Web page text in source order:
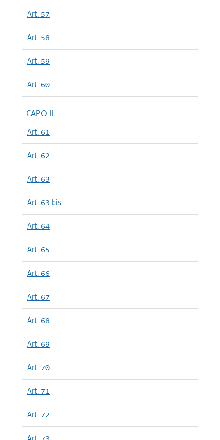
Art. 57
Art. 58
Art. 59
Art. 60
CAPO II
Art. 61
Art. 62
Art. 63
Art. 63 bis
Art. 64
Art. 65
Art. 66
Art. 67
Art. 68
Art. 69
Art. 70
Art. 71
Art. 72